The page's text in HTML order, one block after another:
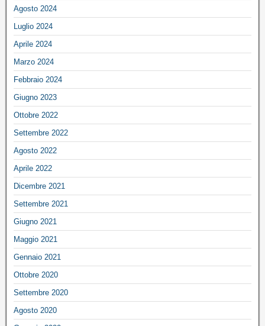
Agosto 2024
Luglio 2024
Aprile 2024
Marzo 2024
Febbraio 2024
Giugno 2023
Ottobre 2022
Settembre 2022
Agosto 2022
Aprile 2022
Dicembre 2021
Settembre 2021
Giugno 2021
Maggio 2021
Gennaio 2021
Ottobre 2020
Settembre 2020
Agosto 2020